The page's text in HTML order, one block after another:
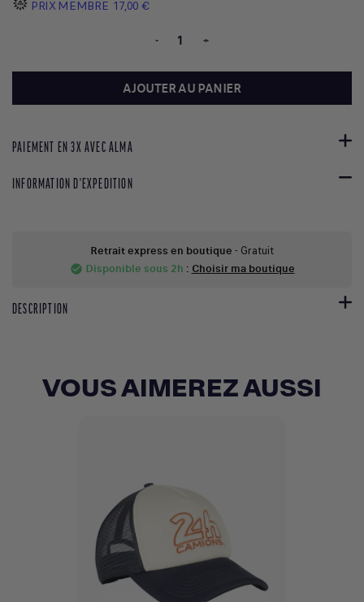
PRIX MEMBRE 17,00 €
- +
AJOUTER AU PANIER
PAIEMENT EN 3X AVEC ALMA
INFORMATION D'EXPEDITION
Retrait express en boutique - Gratuit
check_circle Disponible sous 2h : Choisir ma boutique
DESCRIPTION
VOUS AIMEREZ AUSSI